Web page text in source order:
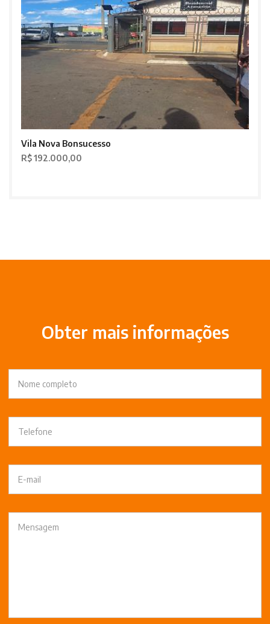
Vila Nova Bonsucesso
R$ 192.000,00
Obter mais informações